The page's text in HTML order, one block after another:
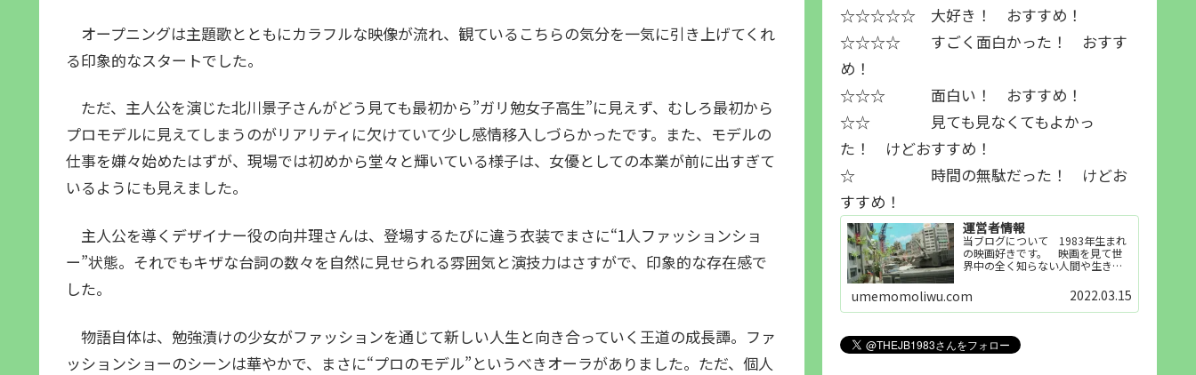
オープニングは主題歌とともにカラフルな映像が流れ、観ているこちらの気分を一気に引き上げてくれ
る印象的なスタートでした。
ただ、主人公を演じた北川景子さんがどう見ても最初から”ガリ勉女子高生”に見えず、むしろ最初から
プロモデルに見えてしまうのがリアリティに欠けていて少し感情移入しづらかったです。また、モデルの
仕事を嫌々始めたはずが、現場では初めから堂々と輝いている様子は、女優としての本業が前に出すぎて
いるようにも見えました。
主人公を導くデザイナー役の向井理さんは、登場するたびに違う衣装でまさに“1人ファッションショ
ー”状態。それでもキザな台詞の数々を自然に見せられる雰囲気と演技力はさすがで、印象的な存在感で
した。
物語自体は、勉強漬けの少女がファッションを通じて新しい人生と向き合っていく王道の成長譚。ファ
ッションショーのシーンは華やかで、まさに“プロのモデル”というべきオーラがありました。ただ、個人
☆☆☆☆☆ 大好き！ おすすめ！
☆☆☆☆ すごく面白かった！ おすす
め！
☆☆☆ 面白い！ おすすめ！
☆☆ 見ても見なくてもよかっ
た！ けどおすすめ！
☆ 時間の無駄だった！ けどお
すすめ！
運営者情報
当ブログについて 1983年生まれ
の映画好きです。 映画を見て世
界中の全く知らない人間や生き物
世界知らない世界に触れることが
好きで映画を見てます。「映画を
見られれば幸福度を高い」とわか
umemomoliwu.com 2022.03.15